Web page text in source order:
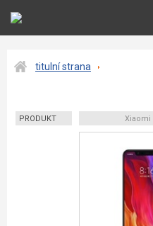
titulní strana
PRODUKT Xiaomi